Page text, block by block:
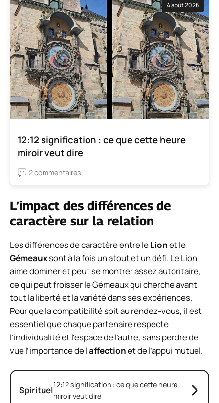
4 août 2026
12:12 signification : ce que cette heure
miroir veut dire
2 commentaires
L’impact des différences de
caractère sur la relation
Les différences de caractère entre leLionet le
Gémeauxsont à la fois un atout et un défi. Le Lion
aime dominer et peut se montrer assez autoritaire,
ce qui peut froisser le Gémeaux qui cherche avant
tout la liberté et la variété dans ses expériences.
Pour que la compatibilité soit au rendez-vous, il est
essentiel que chaque partenaire respecte
l’individualité et l’espace de l’autre, sans perdre de
vue l’importance de l’affectionet de l’appui mutuel.
Spirituel12:12 signification : ce que cette heure
miroir veut dire